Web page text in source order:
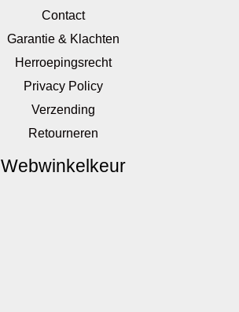
Contact
Garantie & Klachten
Herroepingsrecht
Privacy Policy
Verzending
Retourneren
Webwinkelkeur